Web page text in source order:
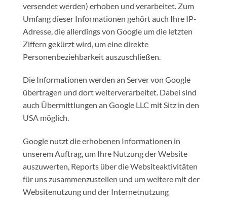
versendet werden) erhoben und verarbeitet. Zum
Umfang dieser Informationen gehört auch Ihre IP-
Adresse, die allerdings von Google um die letzten
Ziffern gekürzt wird, um eine direkte
Personenbeziehbarkeit auszuschließen.
Die Informationen werden an Server von Google
übertragen und dort weiterverarbeitet. Dabei sind
auch Übermittlungen an Google LLC mit Sitz in den
USA möglich.
Google nutzt die erhobenen Informationen in
unserem Auftrag, um Ihre Nutzung der Website
auszuwerten, Reports über die Websiteaktivitäten
für uns zusammenzustellen und um weitere mit der
Websitenutzung und der Internetnutzung